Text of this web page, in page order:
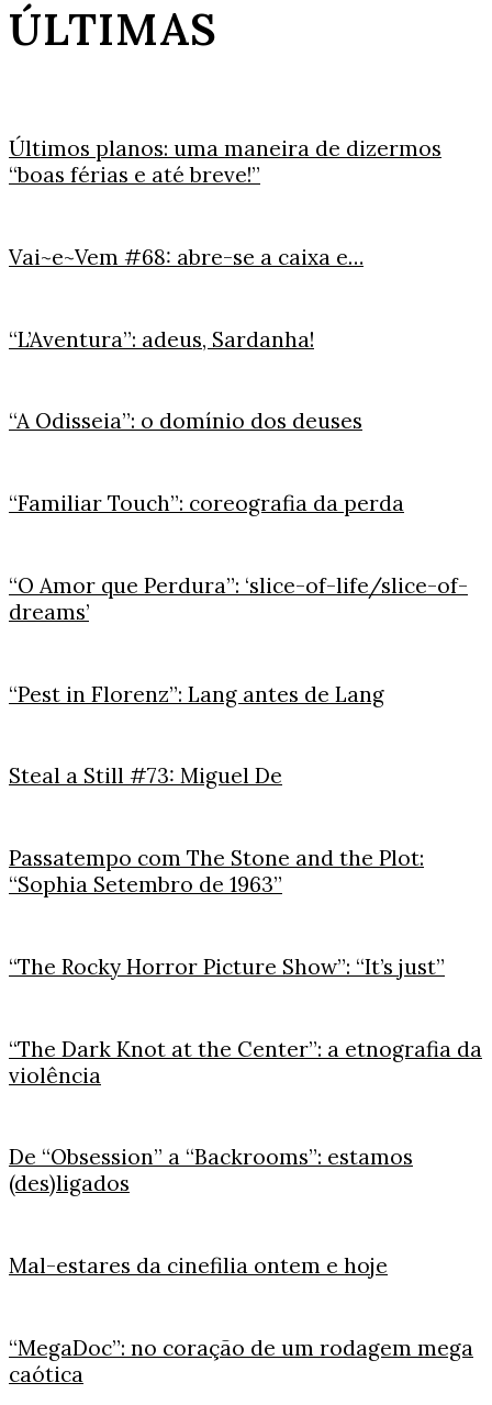
ÚLTIMAS
Últimos planos: uma maneira de dizermos
“boas férias e até breve!”
Vai~e~Vem #68: abre-se a caixa e…
“L’Aventura”: adeus, Sardanha!
“A Odisseia”: o domínio dos deuses
“Familiar Touch”: coreografia da perda
“O Amor que Perdura”: ‘slice-of-life/slice-of-
dreams’
“Pest in Florenz”: Lang antes de Lang
Steal a Still #73: Miguel De
Passatempo com The Stone and the Plot:
“Sophia Setembro de 1963”
“The Rocky Horror Picture Show”: “It’s just”
“The Dark Knot at the Center”: a etnografia da
violência
De “Obsession” a “Backrooms”: estamos
(des)ligados
Mal-estares da cinefilia ontem e hoje
“MegaDoc”: no coração de um rodagem mega
caótica